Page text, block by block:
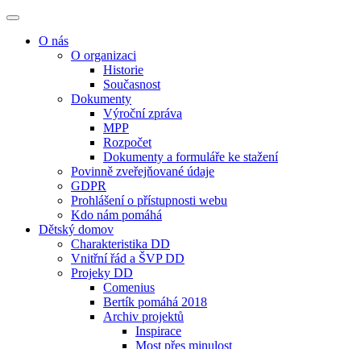
O nás
O organizaci
Historie
Současnost
Dokumenty
Výroční zpráva
MPP
Rozpočet
Dokumenty a formuláře ke stažení
Povinně zveřejňované údaje
GDPR
Prohlášení o přístupnosti webu
Kdo nám pomáhá
Dětský domov
Charakteristika DD
Vnitřní řád a ŠVP DD
Projeky DD
Comenius
Bertík pomáhá 2018
Archiv projektů
Inspirace
Most přes minulost